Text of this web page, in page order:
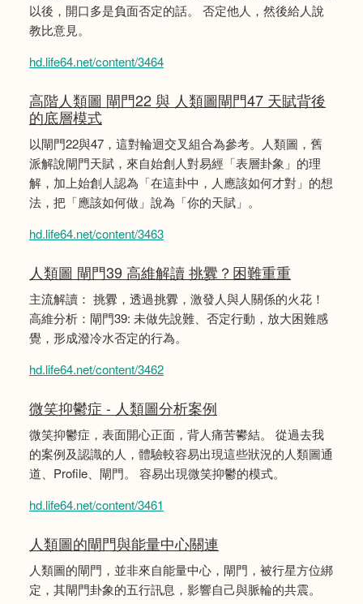
以後，開口多是負面否定的話。 否定他人，然後給人說
教比意見。
hd.life64.net/content/3464
高階人類圖 閘門22 與 人類圖閘門47 天賦背後
的底層模式
以閘門22與47，這對輪迴交叉組合為參考。人類圖，舊
派解說閘門天賦，來自始創人對易經「表層卦象」的理
解，加上始創人認為「在這卦中，人應該如何才對」的想
法，把「應該如何做」說為「你的天賦」。
hd.life64.net/content/3463
人類圖 閘門39 高維解讀 挑釁？困難重重
主流解讀： 挑釁，透過挑釁，激發人與人關係的火花！
高維分析：閘門39: 未做先說難、否定行動，放大困難感
覺，形成潑冷水否定的行為。
hd.life64.net/content/3462
微笑抑鬱症 - 人類圖分析案例
微笑抑鬱症，表面開心正面，背人痛苦鬰結。 從過去我
的案例及認識的人，體驗較容易出現這些狀況的人類圖通
道、Profile、閘門。 容易出現微笑抑鬱的模式。
hd.life64.net/content/3461
人類圖的閘門與能量中心關連
人類圖的閘門，並非來自能量中心，閘門，被行星方位綁
定，其閘門卦象的五行訊息，影響自己與脈輪的共震。